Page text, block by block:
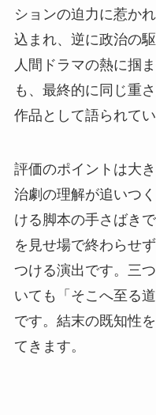
ションの迫力に惹か
込まれ、逆に政治の
人間ドラマの熱に掴
も、最終的に同じ重
作品として語られてい
評価のポイントは大
治劇の理解が追いつ
ける脚本の手さばき
を見せ場で終わらせ
つける演出です。三
いても「そこへ至る
です。結末の既知性
てきます。